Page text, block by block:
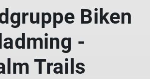
Biken
-
Trails